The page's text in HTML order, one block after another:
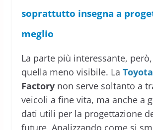
soprattutto insegna a
meglio
La parte più interessante,
quella meno visibile. La Toyota
Factorynon serve soltanto a
veicoli a fine vita, ma anche a
dati utili per la progettazione